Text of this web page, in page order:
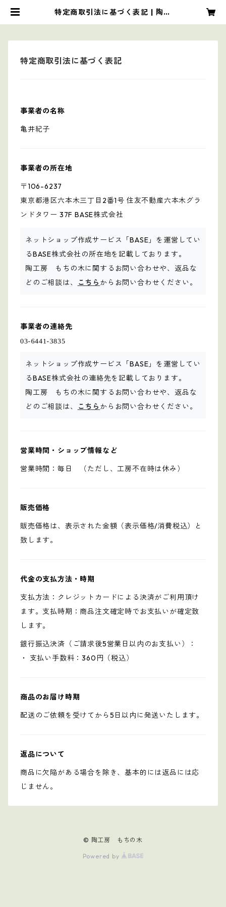
特定商取引法に基づく表記 | 陶工
特定商取引法に基づく表記
事業者の名称
亀井紀子
事業者の所在地
〒106-6237
東京都港区六本木三丁目2番1号 住友不動産六本木グラ
ンドタワー 37F BASE株式会社
ネットショップ作成サービス「BASE」を運営してい
るBASE株式会社の所在地を記載しております。
陶工房 もちの木に関するお問い合わせや、返品な
どのご相談は、
こちら からお問い合わせください。
事業者の連絡先
ネットショップ作成サービス「BASE」を運営してい
るBASE株式会社の連絡先を記載しております。
陶工房 もちの木に関するお問い合わせや、返品な
どのご相談は、
こちら からお問い合わせください。
営業時間・ショップ情報など
営業時間：毎日 （ただし、工房不在時は休み）
販売価格
販売価格は、表示された金額（表示価格/消費税込）と
致します。
代金の支払方法・時期
支払方法：クレジットカードによる決済がご利用頂け
ます。支払時期：商品注文確定時でお支払いが確定致
します。
銀行振込決済（ご請求後5営業日以内のお支払い）：
・ 支払い手数料：360円（税込）
商品のお届け時期
配送のご依頼を受けてから5日以内に発送いたします。
返品について
商品に欠陥がある場合を除き、基本的には返品には応
じません。
© 陶工房 もちの木
Powered by